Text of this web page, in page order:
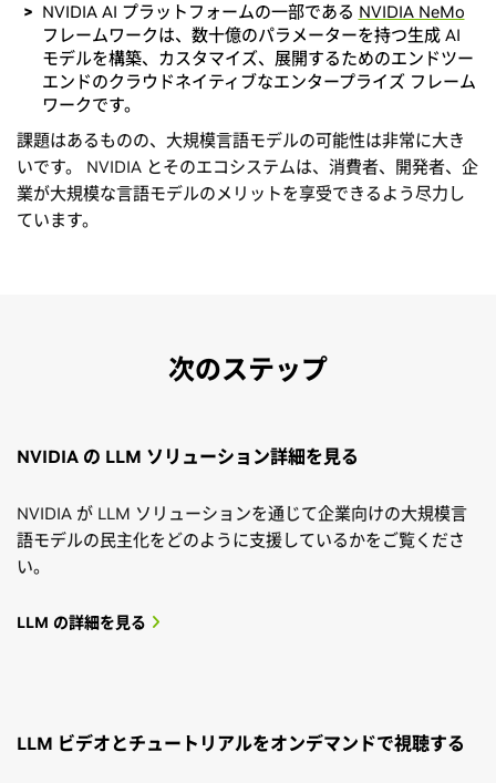
NVIDIA AI プラットフォームの一部である NVIDIA NeMo
フレームワークは、数十億のパラメーターを持つ生成 AI
モデルを構築、カスタマイズ、展開するためのエンドツー
エンドのクラウドネイティブなエンタープライズ フレーム
ワークです。
課題はあるものの、大規模言語モデルの可能性は非常に大き
いです。 NVIDIA とそのエコシステムは、消費者、開発者、企
業が大規模な言語モデルのメリットを享受できるよう尽力し
ています。
次のステップ
NVIDIA の LLM ソリューション詳細を見る
NVIDIA が LLM ソリューションを通じて企業向けの大規模言
語モデルの民主化をどのように支援しているかをご覧くださ
い。
LLM の詳細を見る
LLM ビデオとチュートリアルをオンデマンドで視聴する